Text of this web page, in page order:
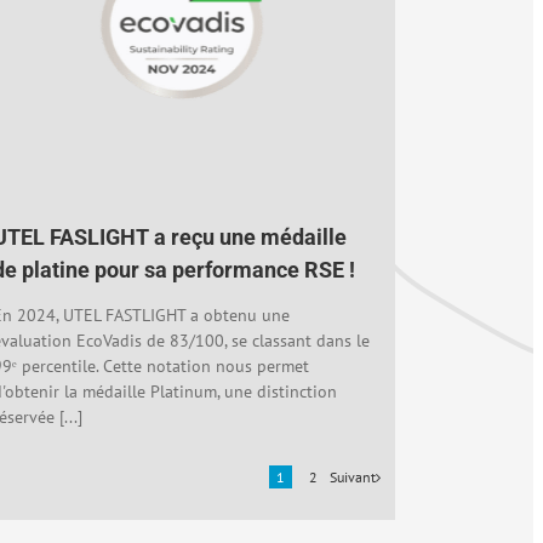
FASLIGHT a reçu une médaille
platine pour sa performance RSE !
2024, UTEL FASTLIGHT a obtenu une
EcoVadis de 83/100, se classant dans le
percentile. Cette notation nous permet
la médaille Platinum, une distinction
[...]
1 2 Suivant